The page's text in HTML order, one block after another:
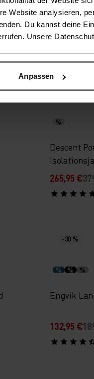
Website analysieren,
Du kannst deine
Unsere
Anpassen
Laufjacke
132,95 €
-30 %
%
Descent
265,95 €
-30 %
% % %
Engvik
132,95 €